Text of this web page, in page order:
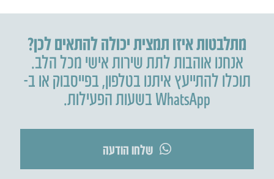
מתלבטות איזו תמצית יכולה להתאים לכן?
אנחנו אוהבות לתת שירות אישי מכל הלב.
תוכלו להתייעץ איתנו בטלפון,בפייסבוק או ב-
WhatsApp בשעות הפעילות.
שלחו הודעה